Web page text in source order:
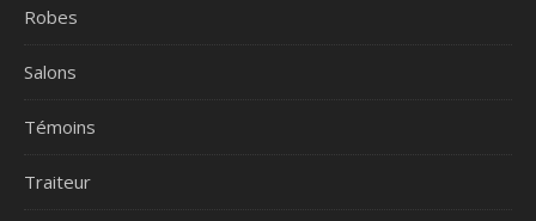
Robes
Salons
Témoins
Traiteur